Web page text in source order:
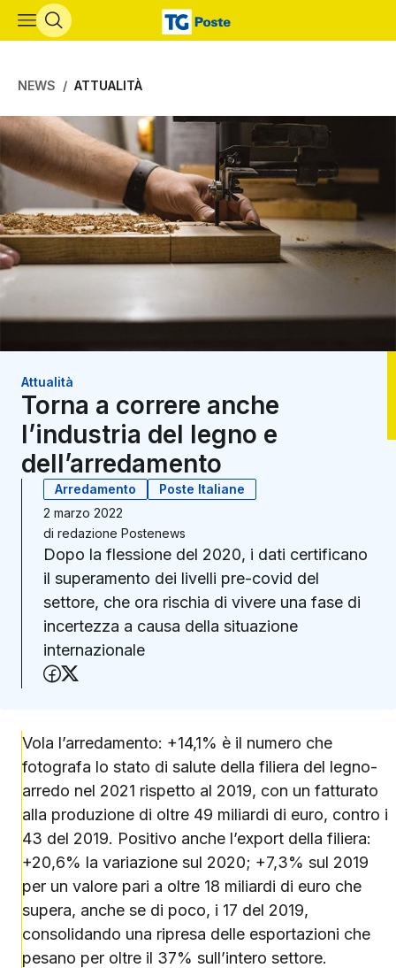
Vai al contenuto principale
NEWS ATTUALITÀ
Attualità
Torna a correre anche
l’industria del legno e
dell’arredamento
Arredamento
Poste Italiane
2 marzo 2022
di redazione Postenews
Dopo la flessione del 2020, i dati certificano
il superamento dei livelli pre-covid del
settore, che ora rischia di vivere una fase di
incertezza a causa della situazione
internazionale
Condividi su Facebook
Vola l’arredamento: +14,1% è il numero che
fotografa lo stato di salute della filiera del legno-
arredo nel 2021 rispetto al 2019, con un fatturato
alla produzione di oltre 49 miliardi di euro, contro i
43 del 2019. Positivo anche l’export della filiera:
+20,6% la variazione sul 2020; +7,3% sul 2019
per un valore pari a oltre 18 miliardi di euro che
supera, anche se di poco, i 17 del 2019,
consolidando una ripresa delle esportazioni che
pesano per oltre il 37% sull’intero settore.